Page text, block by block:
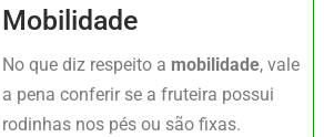
Mobilidade
No que diz respeito a mobilidade, vale
a pena conferir se a fruteira possui
rodinhas nos pés ou são fixas.